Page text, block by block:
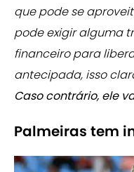
que pode se
pode exigir alguma
financeiro para
antecipada, isso
Caso contrário, ele
Palmeiras tem